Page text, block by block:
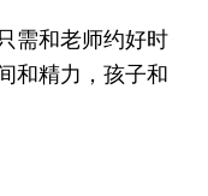
需和老师约好时
和精力，孩子和